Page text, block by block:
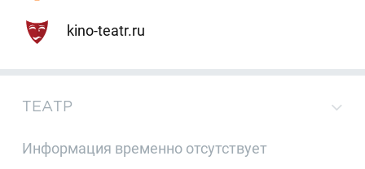
kino-teatr.ru
ТЕАТР
Информация временно отсутствует